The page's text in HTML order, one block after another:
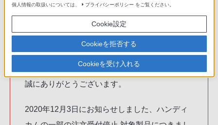
デジタルイメージング製品供給に関するお
知らせ
平素よりソニー製品をご愛用いただきまして、
誠にありがとうございます。
2020年12月3日にお知らせしました、ハンディ
個人情報の取扱いについては、
プライバシーポリシー をご覧ください。
Cookie設定
Cookieを拒否する
Cookieを受け入れる